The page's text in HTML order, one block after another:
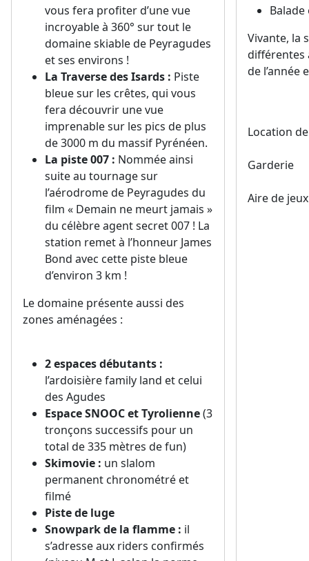
vous fera profiter d’une vue
incroyable à 360° sur tout le
domaine skiable de Peyragudes
et ses environs !
La Traverse des Isards : Piste
bleue sur les crêtes, qui vous
fera découvrir une vue
imprenable sur les pics de plus
de 3000 m du massif Pyrénéen.
La piste 007 : Nommée ainsi
suite au tournage sur
l’aérodrome de Peyragudes du
film « Demain ne meurt jamais »
du célèbre agent secret 007 ! La
station remet à l’honneur James
Bond avec cette piste bleue
d’environ 3 km !
Le domaine présente aussi des
zones aménagées :
2 espaces débutants :
l’ardoisière family land et celui
des Agudes
Espace SNOOC et Tyrolienne(3
tronçons successifs pour un
total de 335 mètres de fun)
Skimovie : un slalom
permanent chronométré et
filmé
Piste de luge
Snowpark de la flamme : il
s’adresse aux riders confirmés
Vivante, la
différentes
de l’année
Location
Garderie
Aire de jeux